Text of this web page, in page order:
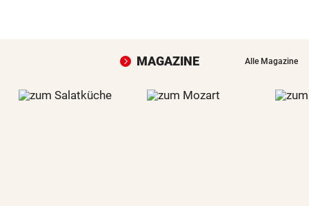
MAGAZINE Alle Magazine